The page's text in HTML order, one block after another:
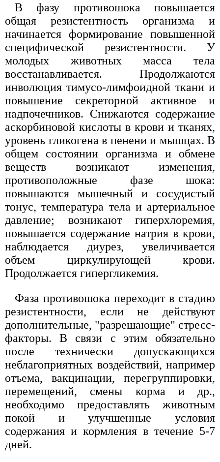
В фазу противошока повышается
общая резистентность организма и
начинается формирование повышенной
специфической резистентности. У
молодых животных масса тела
восстанавливается. Продолжаются
инволюция тимусо-лимфоидной ткани и
повышение секреторной активное и
надпочечников. Снижаются содержание
аскорбиновой кислоты в крови и тканях,
уровень гликогена в пенени и мышцах. В
общем состоянии организма и обмене
веществ возникают изменения,
противоположные фазе шока:
повышаются мышечный и сосудистый
тонус, температура тела и артериальное
давление; возникают гиперхлоремия,
повышается содержание натрия в крови,
наблюдается диурез, увеличивается
объем циркулирующей крови.
Продолжается гипергликемия.
Фаза противошока переходит в стадию
резистентности, если не действуют
дополнительные, "разрешающие" стресс-
факторы. В связи с этим обязательно
после технически допускающихся
неблагоприятных воздействий, например
отъема, вакцинации, перегруппировки,
перемещений, смены корма и др.,
необходимо предоставлять животным
покой и улучшенные условия
содержания и кормления в течение 5-7
дней.